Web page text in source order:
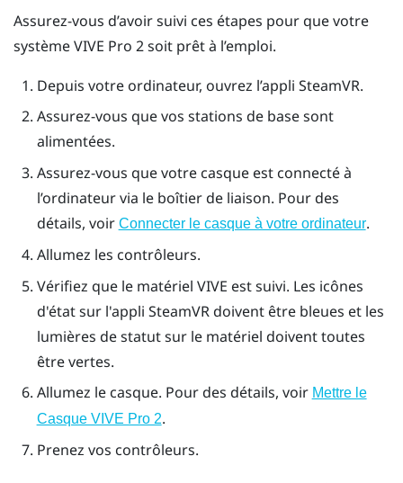
Assurez-vous d’avoir suivi ces étapes pour que votre
systèmeVIVE Pro 2soit prêt à l’emploi.
Depuis votre ordinateur, ouvrez l’appli SteamVR.
Assurez-vous que vos stations de base sont
alimentées.
Assurez-vous que votre casque est connecté à
l’ordinateur via le boîtier de liaison. Pour des
détails, voir Connecter le casque à votre ordinateur.
Allumez les contrôleurs.
Vérifiez que le matériel VIVE est suivi. Les icônes
d'état sur l'appli SteamVRdoivent être bleues et les
lumières de statut sur le matériel doivent toutes
être vertes.
Allumez le casque. Pour des détails, voir Mettre le
Casque VIVE Pro 2.
Prenez vos contrôleurs.